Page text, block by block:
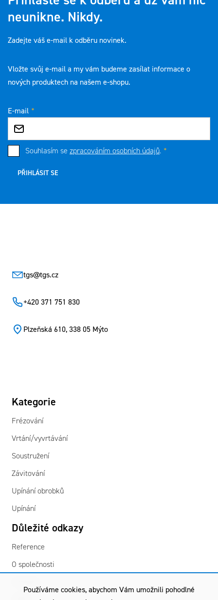
Používáme cookies, abychom Vám umožnili pohodlné
neunikne. Nikdy.
Zadejte váš e-mail k odběru novinek.
Vložte svůj e-mail a my vám budeme zasílat informace o
nových produktech na našem e-shopu.
E-mail
Souhlasím se zpracováním osobních údajů.
PŘIHLÁSIT SE
tgs@tgs.cz
+420 371 751 830
Plzeňská 610, 338 05 Mýto
Kategorie
Frézování
Vrtání/vyvrtávání
Soustružení
Závitování
Upínání obrobků
Upínání
Důležité odkazy
Reference
O společnosti